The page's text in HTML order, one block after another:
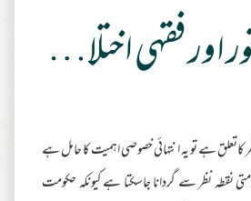
اسلامی دستور اور فقہی اختلافات
ہے تو یہ انتہائی خصوصی اہمیت کا حامل ہے
نقطہ نظر سے گردانا جاسکتا ہے کیونکہ حکومت